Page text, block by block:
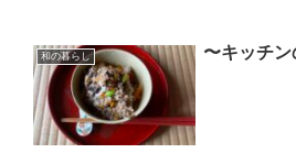
和の暮らし 〜キッチ